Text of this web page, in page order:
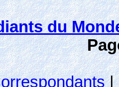
du
|